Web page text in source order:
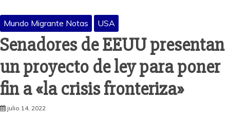
Mundo Migrante Notas USA
Senadores de EEUU presentan
un proyecto de ley para poner
fin a «la crisis fronteriza»
julio 14, 2022